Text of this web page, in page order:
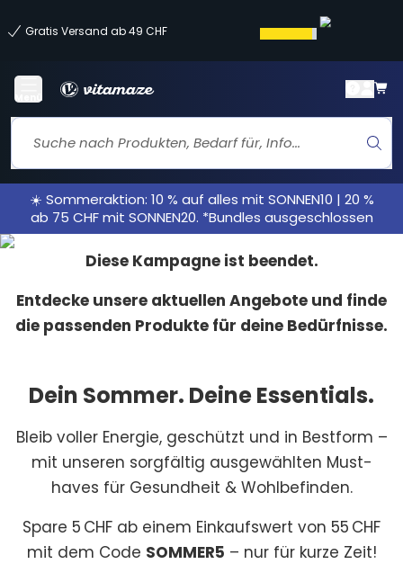
Gratis Versand ab 49 CHF
Menü
☀️ Sommeraktion: 10 % auf alles mit SONNEN10 | 20 %
ab 75 CHF mit SONNEN20. *Bundles ausgeschlossen
Diese Kampagne ist beendet.
Entdecke unsere aktuellen Angebote und finde
die passenden Produkte für deine Bedürfnisse.
Dein Sommer. Deine Essentials.
Bleib voller Energie, geschützt und in Bestform –
mit unseren sorgfältig ausgewählten Must-
haves für Gesundheit & Wohlbefinden.
Spare 5 CHF ab einem Einkaufswert von 55 CHF
mit dem Code SOMMER5 – nur für kurze Zeit!